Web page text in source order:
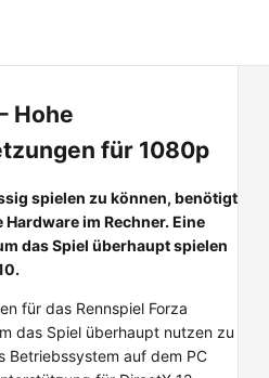
Hohe
für 1080p
spielen zu können, benötigt
im Rechner. Eine
das Spiel überhaupt spielen
für das Rennspiel Forza
das Spiel überhaupt nutzen zu
Betriebssystem auf dem PC